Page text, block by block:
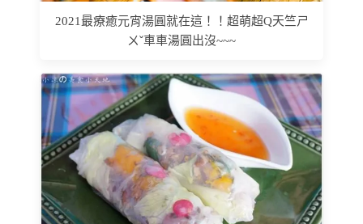
2021最療癒元宵湯圓就在這！！超萌超Q天竺ㄕ
ㄨˇ車車湯圓出沒~~~